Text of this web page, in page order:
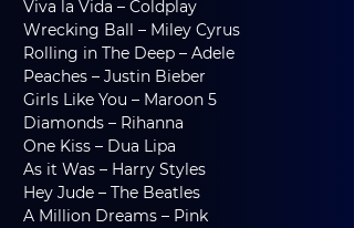
Viva la Vida – Coldplay
Wrecking Ball – Miley Cyrus
Rolling in The Deep – Adele
Peaches – Justin Bieber
Girls Like You – Maroon 5
Diamonds – Rihanna
One Kiss – Dua Lipa
As it Was – Harry Styles
Hey Jude – The Beatles
A Million Dreams – Pink